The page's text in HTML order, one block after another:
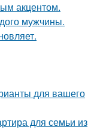
акцентом.
мужчины.
для вашего
для семьи из